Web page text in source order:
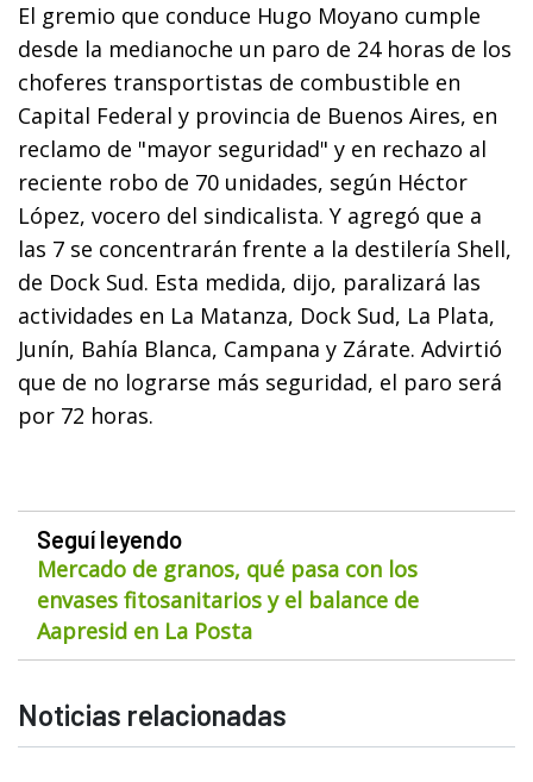
El gremio que conduce Hugo Moyano cumple
desde la medianoche un paro de 24 horas de los
choferes transportistas de combustible en
Capital Federal y provincia de Buenos Aires, en
reclamo de "mayor seguridad" y en rechazo al
reciente robo de 70 unidades, según Héctor
López, vocero del sindicalista. Y agregó que a
las 7 se concentrarán frente a la destilería Shell,
de Dock Sud. Esta medida, dijo, paralizará las
actividades en La Matanza, Dock Sud, La Plata,
Junín, Bahía Blanca, Campana y Zárate. Advirtió
que de no lograrse más seguridad, el paro será
por 72 horas.
Seguí leyendo
Mercado de granos, qué pasa con los
envases fitosanitarios y el balance de
Aapresid en La Posta
Noticias relacionadas